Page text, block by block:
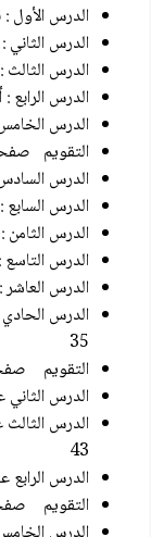
الدرس الأول
الدرس الثاني
الدرس
الدرس الرابع
الدرس
التقويم
الدرس
الدرس السابع
الدرس
الدرس
الدرس
الدرس
35
التقويم
الدرس
الدرس
43
الدرس
التقويم